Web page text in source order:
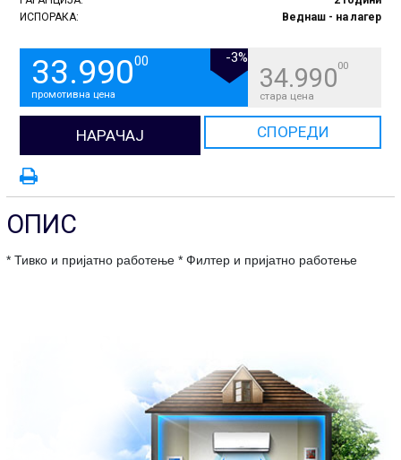
ИСПОРАКА:
Веднаш - на лагер
33.99000 -3%
промотивна цена
34.99000
стара цена
НАРАЧАЈ СПОРЕДИ
ОПИС
* Тивко и пријатно работење * Филтер и пријатно работење